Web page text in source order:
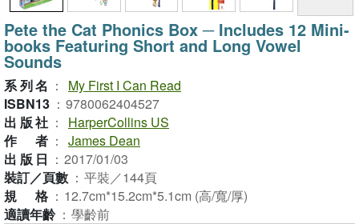
Pete the Cat Phonics Box ─ Includes 12 Mini-
books Featuring Short and Long Vowel
Sounds
系列名 ：
My First I Can Read
ISBN13 ： 9780062404527
出版社 ：
HarperCollins US
作者 ： James Dean
出版日 ： 2017/01/03
裝訂／頁數 ： 平裝／144頁
規格 ： 12.7cm*15.2cm*5.1cm (高/寬/厚)
適讀年齡 ： 學齡前